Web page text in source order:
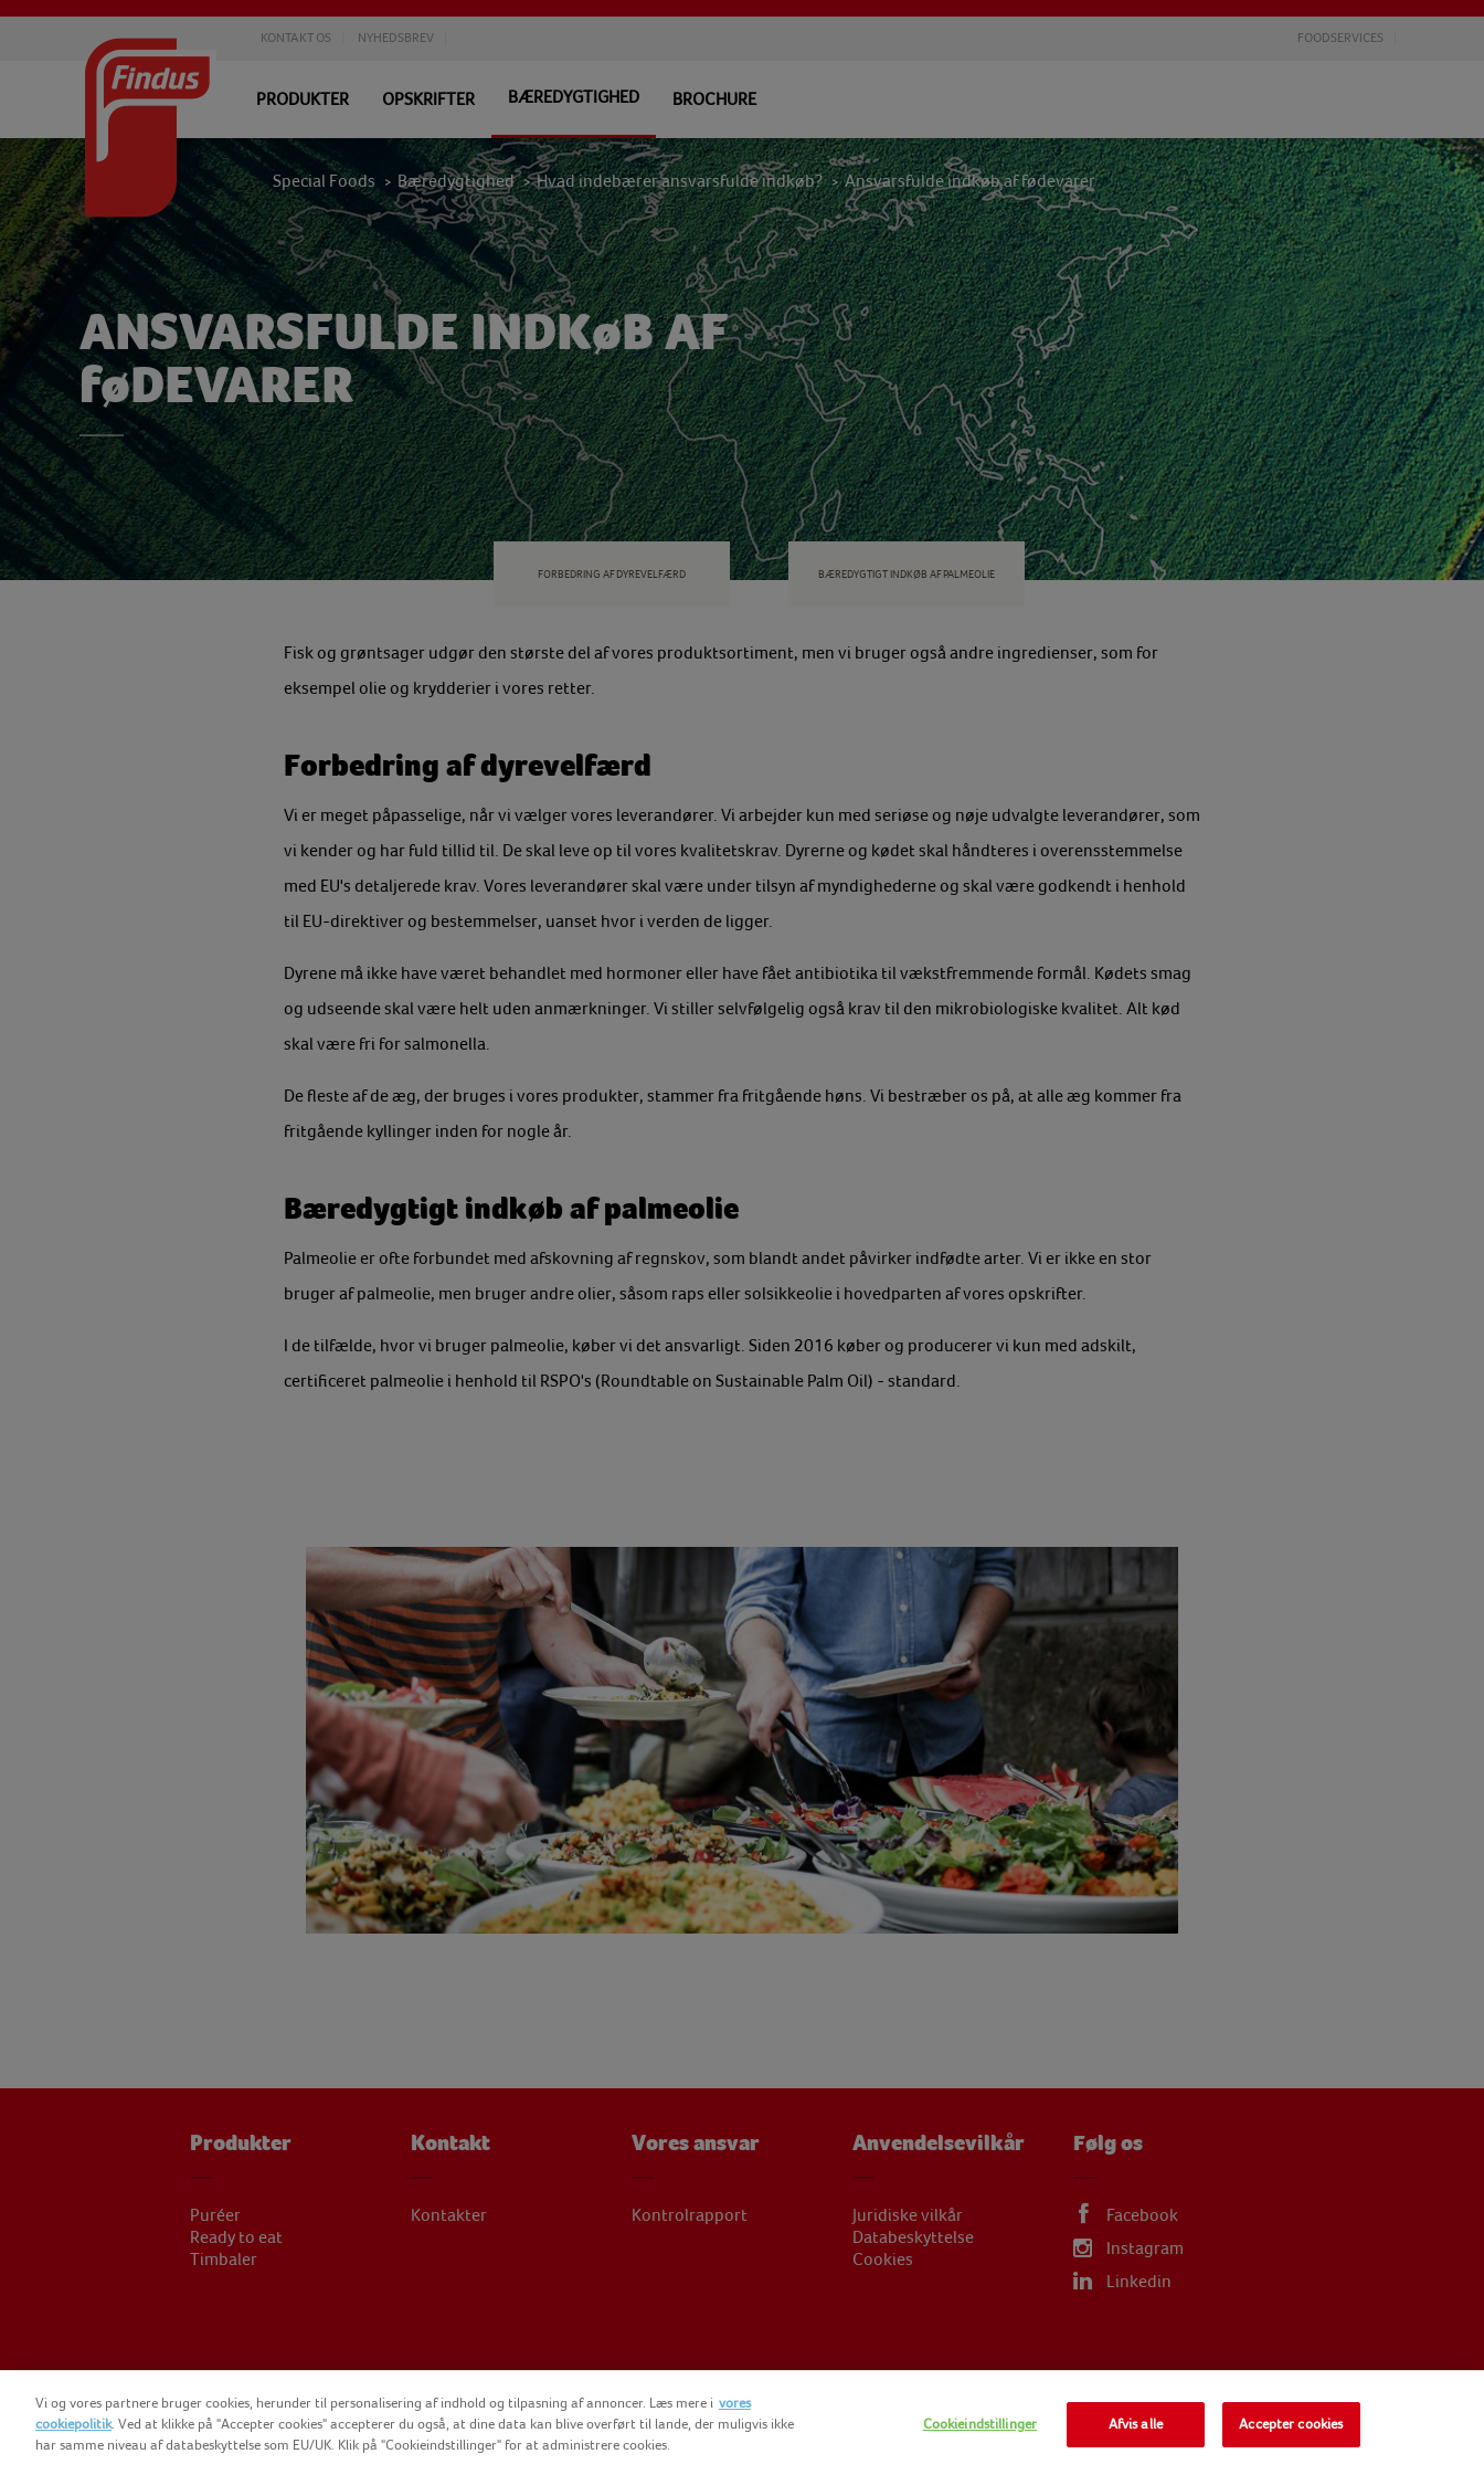
KONTAKT OS NYHEDSBREV FOODSERVICES
PRODUKTER OPSKRIFTER BÆREDYGTIGHED BROCHURE
ANSVARSFULDE INDKøB AF
føDEVARER
FORBEDRING AF DYREVELFÆRD BÆREDYGTIGT INDKØB AF PALMEOLIE
Special Foods > Bæredygtighed > Hvad indebærer ansvarsfulde indkøb? > Ansvarsfulde indkøb af fødevarer
Fisk og grøntsager udgør den største del af vores produktsortiment, men vi bruger også andre ingredienser, som for
eksempel olie og krydderier i vores retter.
Forbedring af dyrevelfærd
Vi er meget påpasselige, når vi vælger vores leverandører. Vi arbejder kun med seriøse og nøje udvalgte leverandører, som
vi kender og har fuld tillid til. De skal leve op til vores kvalitetskrav. Dyrerne og kødet skal håndteres i overensstemmelse
med EU's detaljerede krav. Vores leverandører skal være under tilsyn af myndighederne og skal være godkendt i henhold
til EU-direktiver og bestemmelser, uanset hvor i verden de ligger.
Dyrene må ikke have været behandlet med hormoner eller have fået antibiotika til vækstfremmende formål. Kødets smag
og udseende skal være helt uden anmærkninger. Vi stiller selvfølgelig også krav til den mikrobiologiske kvalitet. Alt kød
skal være fri for salmonella.
De fleste af de æg, der bruges i vores produkter, stammer fra fritgående høns. Vi bestræber os på, at alle æg kommer fra
fritgående kyllinger inden for nogle år.
Bæredygtigt indkøb af palmeolie
Palmeolie er ofte forbundet med afskovning af regnskov, som blandt andet påvirker indfødte arter. Vi er ikke en stor
bruger af palmeolie, men bruger andre olier, såsom raps eller solsikkeolie i hovedparten af vores opskrifter.
I de tilfælde, hvor vi bruger palmeolie, køber vi det ansvarligt. Siden 2016 køber og producerer vi kun med adskilt,
certificeret palmeolie i henhold til RSPO's (Roundtable on Sustainable Palm Oil) - standard.
Produkter
Puréer
Ready to eat
Timbaler
Kontakt
Kontakter
Vores ansvar
Kontrolrapport
Anvendelsevilkår
Juridiske vilkår
Databeskyttelse
Cookies
Følg os
Facebook
Instagram
Linkedin
COPYRIGHT FINDUS 2025 FINDUS FOODSERVICES SITEMAP
Vi og vores partnere bruger cookies, herunder til personalisering af indhold og tilpasning af annoncer. Læs mere i vores
cookiepolitik. Ved at klikke på "Accepter cookies" accepterer du også, at dine data kan blive overført til lande, der muligvis ikke
har samme niveau af databeskyttelse som EU/UK. Klik på "Cookieindstillinger" for at administrere cookies.
Cookieindstillinger Afvis alle Accepter cookies